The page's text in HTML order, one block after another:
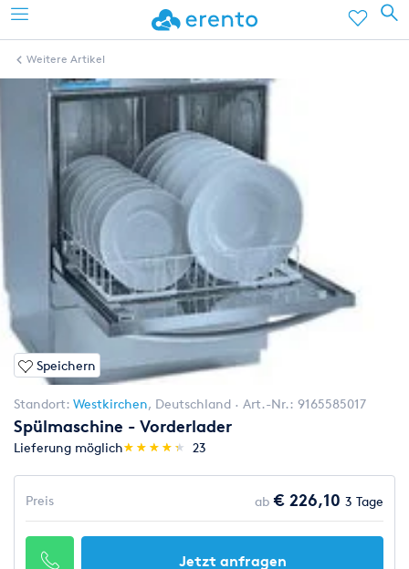
Weitere Artikel
Speichern
Standort: Westkirchen, Deutschland Art.-Nr.: 9165585017
Spülmaschine - Vorderlader
Lieferung möglich(*)
★
★
(*)★
★
(*) ★
★
(*) ★
★
(*) ★
★ 23
Preis ab € 226,10 3 Tage
Jetzt anfragen